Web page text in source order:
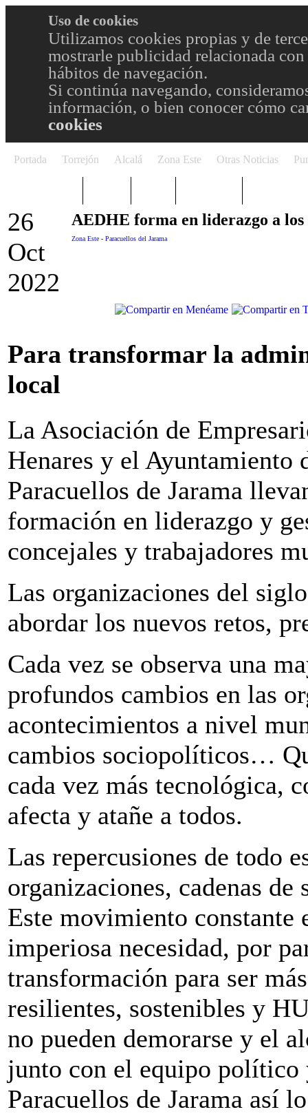
Uso de cookies
Utilizamos cookies propias y de
mostrarle publicidad relacionada
hábitos de navegación.
Si continúa navegando,
información, o bien conocer cómo
cookies
Portada Torrejón Alcalá Zona Este Otras Noticias
26
Oct
2022
AEDHE forma en liderazgo a los
Zona Este - Paracuellos del Jarama
Para transformar la
local
La Asociación de
Henares y el Ayuntamiento
Paracuellos de Jarama
formación en liderazgo y
concejales y trabajadores
Las organizaciones del
abordar los nuevos retos,
Cada vez se observa una
profundos cambios en las
acontecimientos a nivel
cambios sociopolíticos…
cada vez más tecnológica,
afecta y atañe a todos.
Las repercusiones de todo
organizaciones, cadenas
Este movimiento constante
imperiosa necesidad, por
transformación para ser
resilientes, sostenibles y
no pueden demorarse y el
junto con el equipo político
Paracuellos de Jarama así